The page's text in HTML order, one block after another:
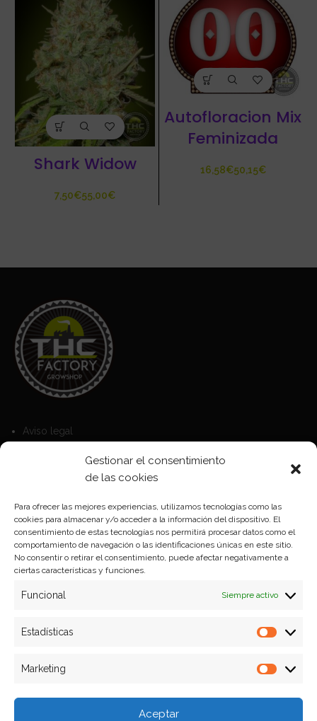
Gestionar el consentimiento
de las cookies
Para ofrecer las mejores experiencias, utilizamos tecnologías como las
cookies para almacenar y/o acceder a la información del dispositivo. El
consentimiento de estas tecnologías nos permitirá procesar datos como el
comportamiento de navegación o las identificaciones únicas en este sitio.
No consentir o retirar el consentimiento, puede afectar negativamente a
ciertas características y funciones.
Funcional Siempre activo
Estadísticas
Marketing
Aceptar
Shark Widow
€ €
Autofloracion Mix
Feminizada
€ €
Aviso legal
Política de Cookies
Política de privacidad
Formas de pago
Plazos y condiciones de envio
Politica de devoluciones